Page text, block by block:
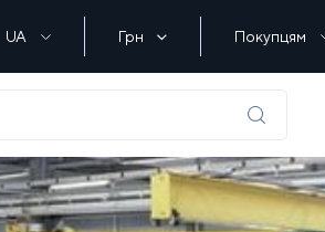
UA Грн Покупцям